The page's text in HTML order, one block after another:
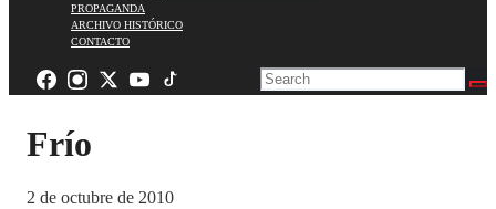
PROPAGANDA
ARCHIVO HISTÓRICO
CONTACTO
Frío
2 de octubre de 2010